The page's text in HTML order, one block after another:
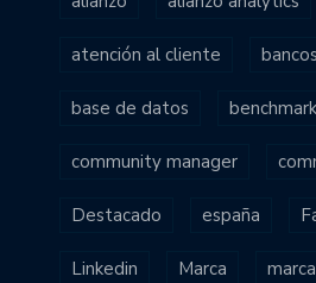
atención al cliente bancos
base de datos benchmark
community manager
Destacado españa
Linkedin Marca